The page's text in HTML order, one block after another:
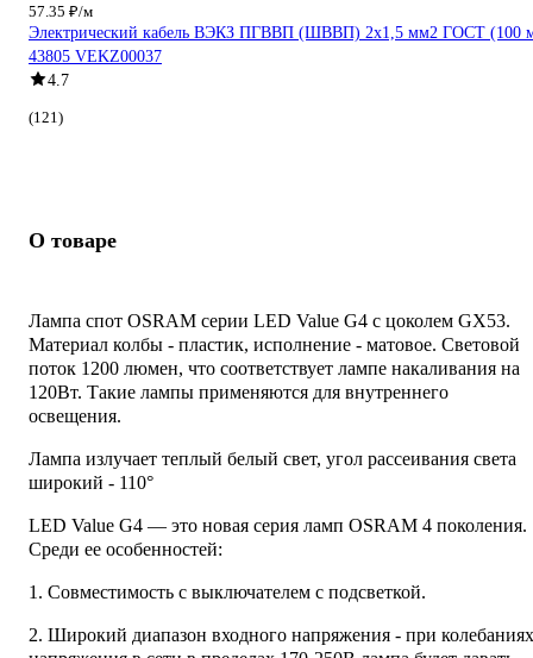
57.35 ₽/м
Электрический кабель ВЭКЗ ПГВВП (ШВВП) 2x1,5 мм2 ГОСТ (100
43805 VEKZ00037
4.7
(121)
О товаре
Лампа спот OSRAM серии LED Value G4 с цоколем GX53.
Материал колбы - пластик, исполнение - матовое. Световой
поток 1200 люмен, что соответствует лампе накаливания на
120Вт. Такие лампы применяются для внутреннего
освещения.
Лампа излучает теплый белый свет, угол рассеивания света
широкий - 110°
LED Value G4 — это новая серия ламп OSRAM 4 поколения.
Среди ее особенностей:
1. Совместимость с выключателем с подсветкой.
2. Широкий диапазон входного напряжения - при колебаниях